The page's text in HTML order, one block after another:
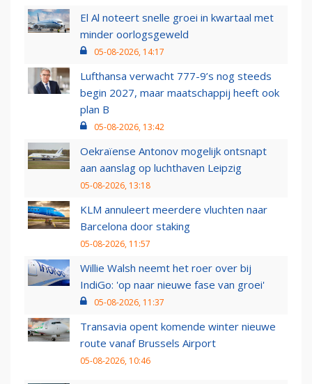
El Al noteert snelle groei in kwartaal met
minder oorlogsgeweld
05-08-2026, 14:17
Lufthansa verwacht 777-9’s nog steeds
begin 2027, maar maatschappij heeft ook
plan B
05-08-2026, 13:42
Oekraïense Antonov mogelijk ontsnapt
aan aanslag op luchthaven Leipzig
05-08-2026, 13:18
KLM annuleert meerdere vluchten naar
Barcelona door staking
05-08-2026, 11:57
Willie Walsh neemt het roer over bij
IndiGo: 'op naar nieuwe fase van groei'
05-08-2026, 11:37
Transavia opent komende winter nieuwe
route vanaf Brussels Airport
05-08-2026, 10:46